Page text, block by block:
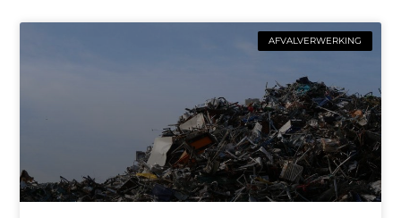
AFVALVERWERKING